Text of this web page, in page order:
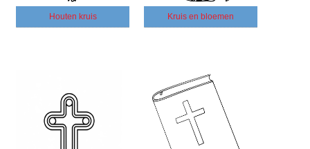
Houten kruis Kruis en bloemen